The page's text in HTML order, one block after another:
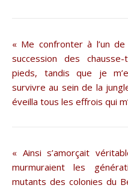
« Me confronter à l’un
succession des
pieds, tandis que je
survivre au sein de la
éveilla tous les effrois qui
« Ainsi s’amorçait
murmuraient les
mutants des colonies du